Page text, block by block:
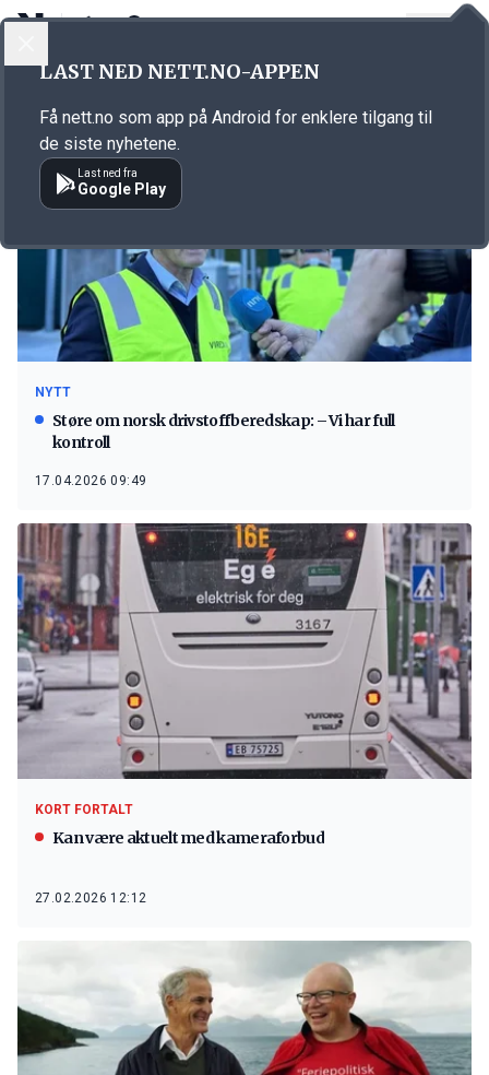
Emne: Jonas Gahr Støre
NYTT
Støre om norsk drivstoffberedskap: – Vi har full
kontroll
17.04.2026 09:49
KORT FORTALT
Kan være aktuelt med kameraforbud
27.02.2026 12:12
LAST NED NETT.NO-APPEN
Få nett.no som app på Android for enklere tilgang til
de siste nyhetene.
Last ned fra
Google Play